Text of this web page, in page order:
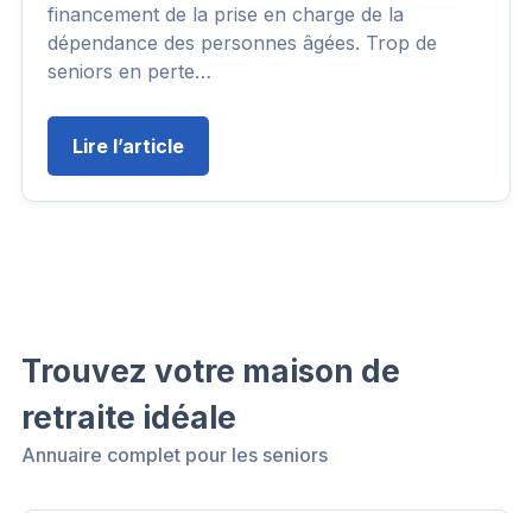
financement de la prise en charge de la
dépendance des personnes âgées. Trop de
seniors en perte…
Lire l’article
Trouvez votre maison de
retraite idéale
Annuaire complet pour les seniors